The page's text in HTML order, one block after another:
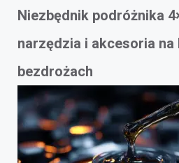
Niezbędnik podróżnika
narzędzia i akcesoria na
bezdrożach